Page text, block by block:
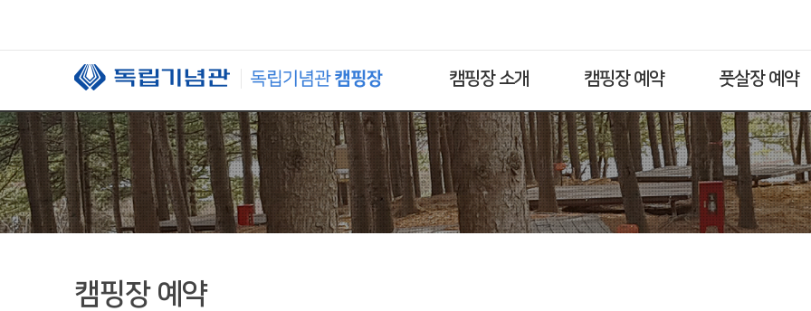
캠핑장 소개 캠핑장 예약 풋살장 예약
캠핑장 예약